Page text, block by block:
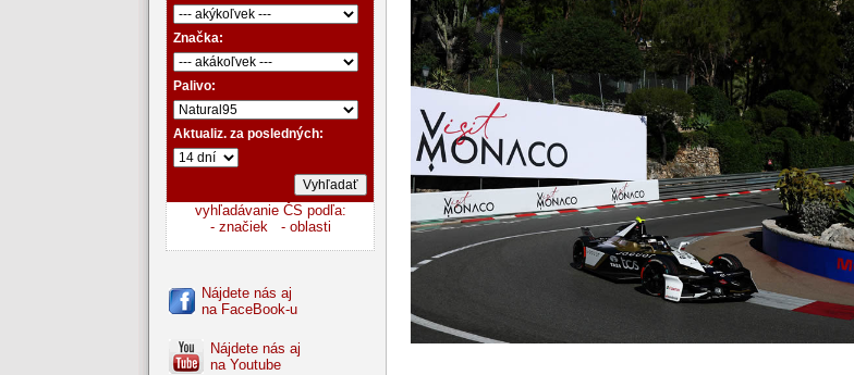
Značka:
Palivo:
Aktualiz. za posledných:
vyhľadávanie ČS podľa:
- značiek
- oblasti
Nájdete nás aj
na FaceBook-u
Nájdete nás aj
na Youtube